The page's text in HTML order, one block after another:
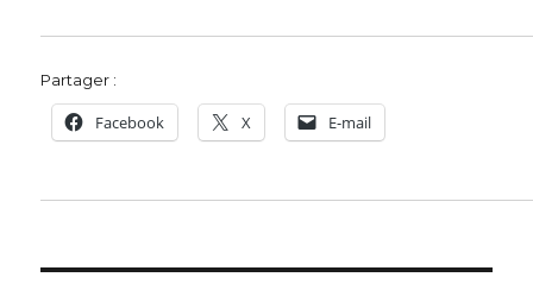
Partager :
Facebook X E-mail